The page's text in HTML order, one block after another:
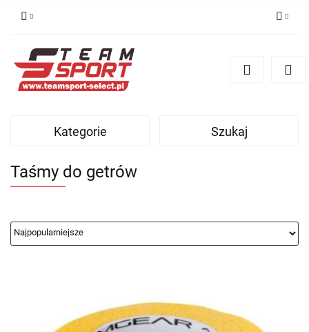
Zarejestruj się
Kategorie Szukaj
Taśmy do getrów